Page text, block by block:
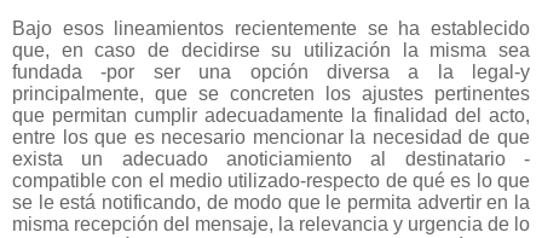
Bajo esos lineamientos recientemente se ha establecido
que, en caso de decidirse su utilización la misma sea
fundada -por ser una opción diversa a la legal-y
principalmente, que se concreten los ajustes pertinentes
que permitan cumplir adecuadamente la finalidad del acto,
entre los que es necesario mencionar la necesidad de que
exista un adecuado anoticiamiento al destinatario -
compatible con el medio utilizado-respecto de qué es lo que
se le está notificando, de modo que le permita advertir en la
misma recepción del mensaje, la relevancia y urgencia de lo